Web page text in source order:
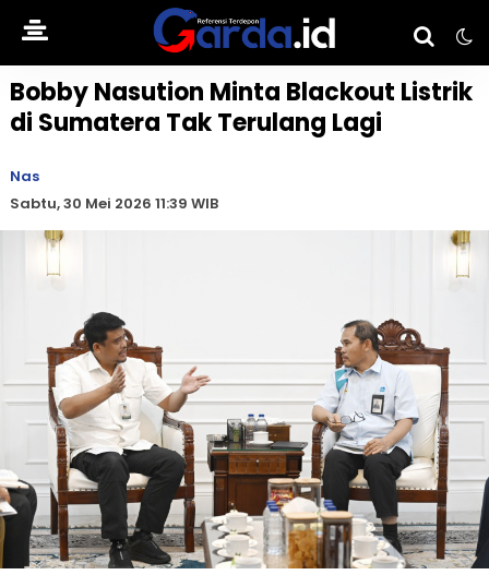
Bobby Nasution Minta Blackout Listrik
di Sumatera Tak Terulang Lagi
Nas
Sabtu, 30 Mei 2026 11:39 WIB